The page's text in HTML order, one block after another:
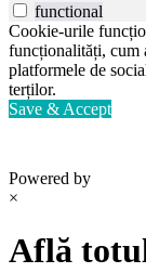
functional
Cookie-urile
funcționalități, cum
platformele de
terților.
Save & Accept
Powered by
×
Află